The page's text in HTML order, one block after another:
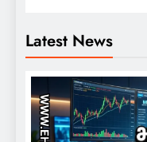
Latest News